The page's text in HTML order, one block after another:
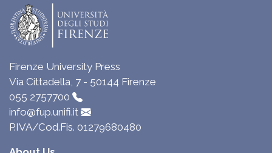
Firenze University Press
Via Cittadella, 7 - 50144 Firenze
055 2757700
info@fup.unifi.it
P.IVA/Cod.Fis. 01279680480